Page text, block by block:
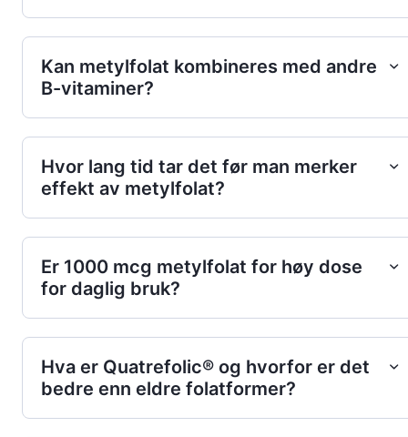
Kan metylfolat kombineres med andre
B-vitaminer?
Hvor lang tid tar det før man merker
effekt av metylfolat?
Er 1000 mcg metylfolat for høy dose
for daglig bruk?
Hva er Quatrefolic® og hvorfor er det
bedre enn eldre folatformer?